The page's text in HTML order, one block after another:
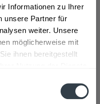
Informationen zu Ihrer
unsere Partner für
weiter. Unsere
möglicherweise mit
ihnen bereitgestellt
Williams
0,7l
0.7 Liter(28,90 € * / 1 Liter)
ab 20,23 € *